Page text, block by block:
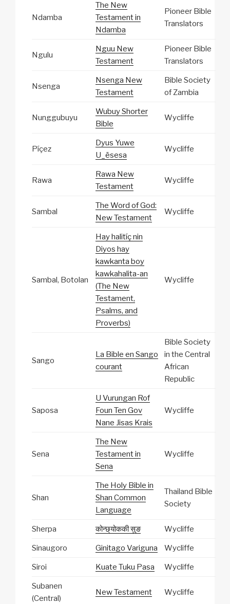
Ndamba
The New
Testament in
Ndamba
Pioneer Bible
Translators
Ngulu
Nguu New
Testament
Pioneer Bible
Translators
Nsenga
Nsenga New
Testament
Bible Society
of Zambia
Nunggubuyu
Wubuy Shorter
Bible
Wycliffe
Píçez
Dyus Yuwe
U_ësesa
Wycliffe
Rawa
Rawa New
Testament
Wycliffe
Sambal
The Word of God:
New Testament
Wycliffe
Sambal, Botolan
Hay halitíç nin
Diyos hay
kawkanta boy
kawkahalita-an
(The New
Testament,
Psalms, and
Proverbs)
Wycliffe
Sango
La Bible en Sango
courant
Bible Society
in the Central
African
Republic
Saposa
U Vurungan Rof
Foun Ten Gov
Nane Jisas Krais
Wycliffe
Sena
The New
Testament in
Sena
Wycliffe
Shan
The Holy Bible in
Shan Common
Language
Thailand Bible
Society
Sherpa कोन्छ्‌योककी सुङ Wycliffe
Sinaugoro Ginitago Variguna Wycliffe
Siroi Kuate Tuku Pasa Wycliffe
Subanen
(Central)
New Testament Wycliffe